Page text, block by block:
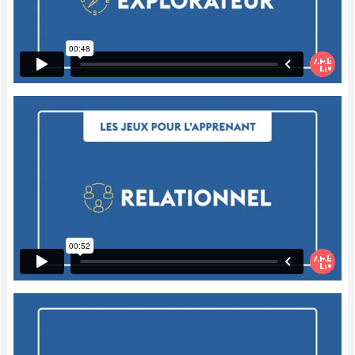
image mentale, donc de créer un tout
petites questions fermées éparses.
C'est un jeu dynamique et amusant qui
faire travailler sa logique, et d'apprendre à
bien formuler et bien comprendre les
Dynamiques
Dans le jeu suivant, l'enfant doit imaginer
une action très simple, par exemple arroser
une plante ou ramasser un déchet sur le
sol. Ensuite, l'autre enfant, par le biais de
questions fermées, doit tenter de deviner